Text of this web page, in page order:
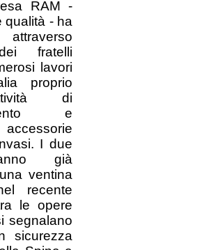
RAM -
qualità - ha
fratelli
lavori
proprio
di
e
I due
già
ventina
recente
le opere
segnalano
sicurezza